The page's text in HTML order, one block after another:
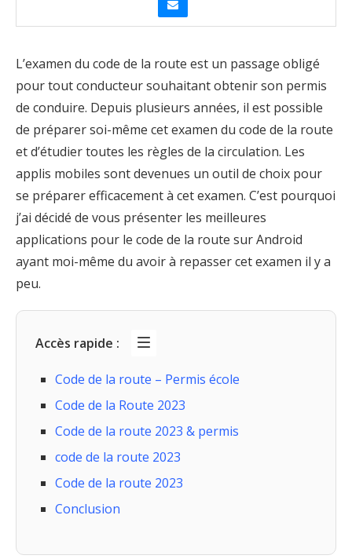
L’examen du code de la route est un passage obligé
pour tout conducteur souhaitant obtenir son permis
de conduire. Depuis plusieurs années, il est possible
de préparer soi-même cet examen du code de la route
et d’étudier toutes les règles de la circulation. Les
applis mobiles sont devenues un outil de choix pour
se préparer efficacement à cet examen. C’est pourquoi
j’ai décidé de vous présenter les meilleures
applications pour le code de la route sur Android
ayant moi-même du avoir à repasser cet examen il y a
peu.
Accès rapide :
Code de la route – Permis école
Code de la Route 2023
Code de la route 2023 & permis
code de la route 2023
Code de la route 2023
Conclusion